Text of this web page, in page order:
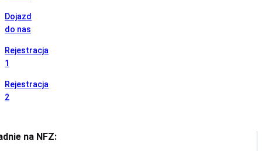
Dojazd
do nas
Rejestracja
1
Rejestracja
2
na NFZ: